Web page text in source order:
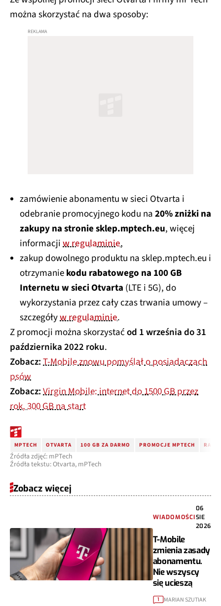
można skorzystać na dwa sposoby:
zamówienie abonamentu w sieci Otvarta i
odebranie promocyjnego kodu na20% zniżki na
zakupy na stronie sklep.mptech.eu, więcej
informacjiw regulaminie,
zakup dowolnego produktu na sklep.mptech.eu i
otrzymaniekodu rabatowego na 100 GB
Internetu w sieci Otvarta (LTE i 5G), do
wykorzystania przez cały czas trwania umowy –
szczegóływ regulaminie.
Z promocji można skorzystaćod 1 września do 31
października 2022 roku.
Zobacz:T-Mobile znowu pomyślał o posiadaczach
psów
Zobacz:Virgin Mobile: internet do 1500 GB przez
rok, 300 GB na start
MPTECH OTVARTA 100 GB ZA DARMO PROMOCJE MPTECH
Źródła zdjęć: mPTech
Źródła tekstu: Otvarta, mPTech
Zobacz więcej
WIADOMOŚCI
06
SIE
2026
T-Mobile
zmienia zasady
abonamentu.
Nie wszyscy
się ucieszą
1 MARIAN SZUTIAK